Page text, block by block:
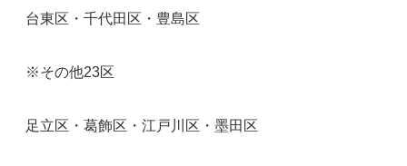
台東区・千代田区・豊島区
※その他23区
足立区・葛飾区・江戸川区・墨田区